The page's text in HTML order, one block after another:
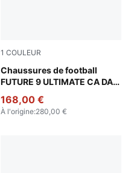
1 COULEUR
Chaussures de football
FUTURE 9 ULTIMATE CA DAL
Aubergine-Dark Chocolate-
168,00 €
À l'origine:280,00 €